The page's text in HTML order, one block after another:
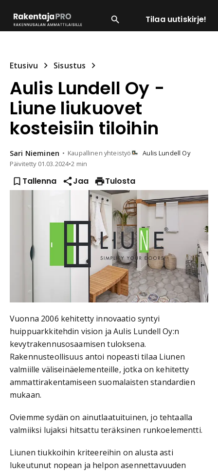
Tilaa uutiskirje!
Etusivu Sisustus
Aulis Lundell Oy -
Liune liukuovet
kosteisiin tiloihin
Sari Nieminen Kaupallinen yhteistyö
Aulis Lundell Oy
Päivitetty 01.03.2024•2 min
Tallenna Jaa Tulosta
Vuonna 2006 kehitetty innovaatio syntyi
huippuarkkitehdin vision ja Aulis Lundell Oy:n
kevytrakennusosaamisen tuloksena.
Rakennusteollisuus antoi nopeasti tilaa Liunen
valmiille väliseinäelementeille, jotka on kehitetty
ammattirakentamiseen suomalaisten standardien
mukaan.
Oviemme sydän on ainutlaatuituinen, jo tehtaalla
valmiiksi lujaksi hitsattu teräksinen runkoelementti.
Liunen tiukkoihin kriteereihin on alusta asti
lukeutunut nopean ja helpon asennettavuuden